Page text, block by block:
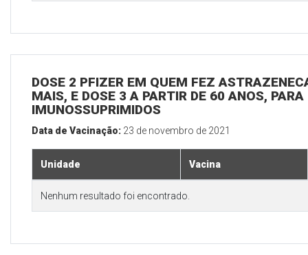
DOSE 2 PFIZER EM QUEM FEZ
MAIS, E DOSE 3 A PARTIR DE 60 ANOS,
IMUNOSSUPRIMIDOS
Data de Vacinação: 23 de novembro de 2021
Unidade Vacina
Nenhum resultado foi encontrado.